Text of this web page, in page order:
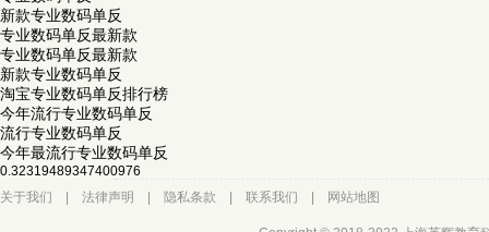
新款专业数码单反
专业数码单反最新款
专业数码单反最新款
新款专业数码单反
淘宝专业数码单反排行榜
今年流行专业数码单反
流行专业数码单反
今年最流行专业数码单反
0.32319489347400976
关于我们
法律声明 隐私条款 联系我们 网站地图